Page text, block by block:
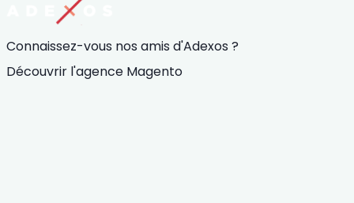
Connaissez-vous nos amis d'Adexos ?
Découvrir l'agence Magento